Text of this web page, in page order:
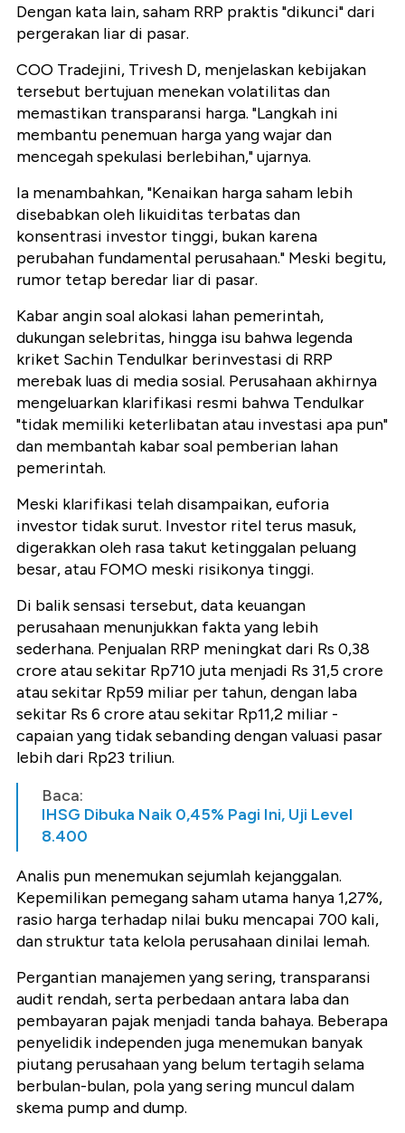
Dengan kata lain, saham RRP praktis "dikunci" dari
pergerakan liar di pasar.
COO Tradejini, Trivesh D, menjelaskan kebijakan
tersebut bertujuan menekan volatilitas dan
memastikan transparansi harga. "Langkah ini
membantu penemuan harga yang wajar dan
mencegah spekulasi berlebihan," ujarnya.
Ia menambahkan, "Kenaikan harga saham lebih
disebabkan oleh likuiditas terbatas dan
konsentrasi investor tinggi, bukan karena
perubahan fundamental perusahaan." Meski begitu,
rumor tetap beredar liar di pasar.
Kabar angin soal alokasi lahan pemerintah,
dukungan selebritas, hingga isu bahwa legenda
kriket Sachin Tendulkar berinvestasi di RRP
merebak luas di media sosial. Perusahaan akhirnya
mengeluarkan klarifikasi resmi bahwa Tendulkar
"tidak memiliki keterlibatan atau investasi apa pun"
dan membantah kabar soal pemberian lahan
pemerintah.
Meski klarifikasi telah disampaikan, euforia
investor tidak surut. Investor ritel terus masuk,
digerakkan oleh rasa takut ketinggalan peluang
besar, atau FOMO meski risikonya tinggi.
Di balik sensasi tersebut, data keuangan
perusahaan menunjukkan fakta yang lebih
sederhana. Penjualan RRP meningkat dari Rs 0,38
crore atau sekitar Rp710 juta menjadi Rs 31,5 crore
atau sekitar Rp59 miliar per tahun, dengan laba
sekitar Rs 6 crore atau sekitar Rp11,2 miliar -
capaian yang tidak sebanding dengan valuasi pasar
lebih dari Rp23 triliun.
Baca:
IHSG Dibuka Naik 0,45% Pagi Ini, Uji Level
8.400
Analis pun menemukan sejumlah kejanggalan.
Kepemilikan pemegang saham utama hanya 1,27%,
rasio harga terhadap nilai buku mencapai 700 kali,
dan struktur tata kelola perusahaan dinilai lemah.
Pergantian manajemen yang sering, transparansi
audit rendah, serta perbedaan antara laba dan
pembayaran pajak menjadi tanda bahaya. Beberapa
penyelidik independen juga menemukan banyak
piutang perusahaan yang belum tertagih selama
berbulan-bulan, pola yang sering muncul dalam
skema pump and dump.